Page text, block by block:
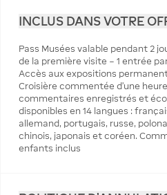
INCLUS DANS VOTRE
Pass Musées valable pendant 2
de la première visite – 1 entrée
Accès aux expositions
Croisière commentée d'une
commentaires enregistrés et
disponibles en 14 langues :
allemand, portugais, russe,
chinois, japonais et coréen.
enfants inclus